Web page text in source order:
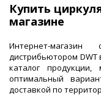
Купить
магазине
Интернет-магазин
дистрибьютором DWT
каталог
оптимальный
доставкой по